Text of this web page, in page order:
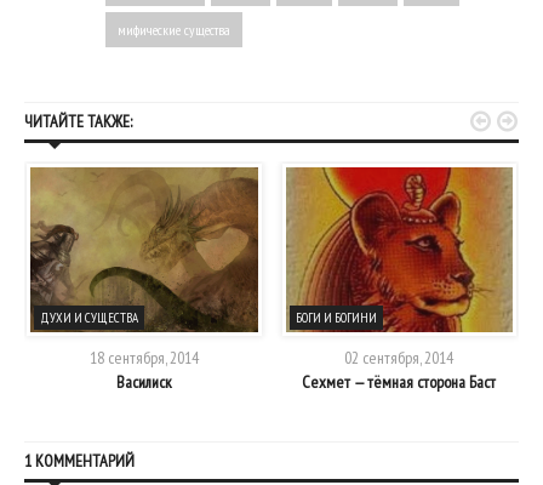
мифические существа
ЧИТАЙТЕ ТАКЖЕ:
ДУХИ И СУЩЕСТВА
18 сентября, 2014
Василиск
БОГИ И БОГИНИ
02 сентября, 2014
Сехмет — тёмная сторона Баст
 
1 КОММЕНТАРИЙ